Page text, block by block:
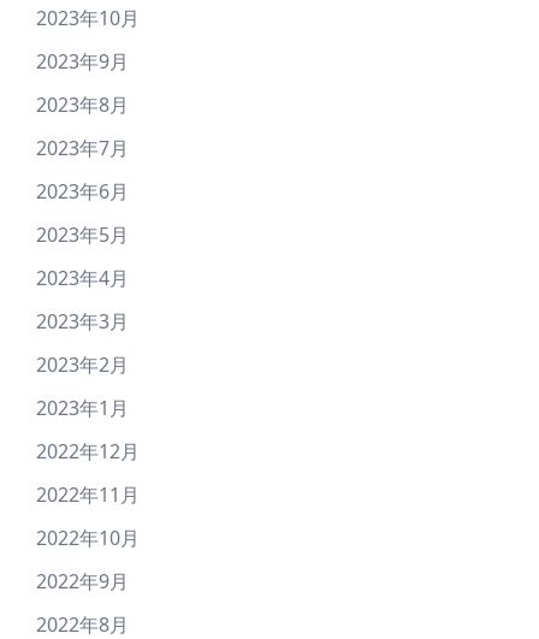
2023年10月
2023年9月
2023年8月
2023年7月
2023年6月
2023年5月
2023年4月
2023年3月
2023年2月
2023年1月
2022年12月
2022年11月
2022年10月
2022年9月
2022年8月